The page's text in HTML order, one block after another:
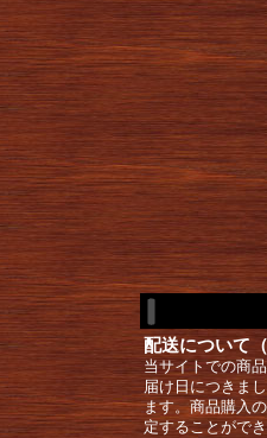
配送について（
当サイトでの商
届け日につきま
ます。商品購入
定することがで